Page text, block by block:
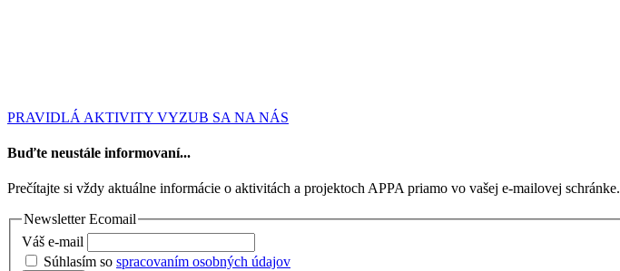
PRAVIDLÁ AKTIVITY VYZUB SA NA NÁS
Buďte neustále informovaní...
Prečítajte si vždy aktuálne informácie o aktivitách a projektoch APPA priamo vo vašej e-mailovej schránke.
Newsletter Ecomail
Váš e-mail
Súhlasím so spracovaním osobných údajov